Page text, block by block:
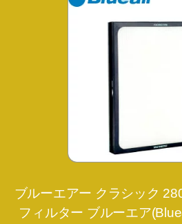
ブルーエアー クラシック
フィルター ブルーエア